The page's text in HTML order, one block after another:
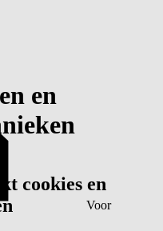
Voor
en
cookies en